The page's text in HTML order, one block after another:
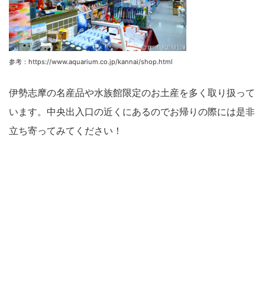
参考：https://www.aquarium.co.jp/kannai/shop.html
伊勢志摩の名産品や水族館限定のお土産を多く取り扱って
います。中央出入口の近くにあるのでお帰りの際には是非
立ち寄ってみてください！